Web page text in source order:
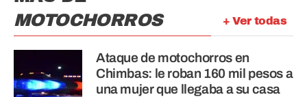
+ Ver todas
MOTOCHORROS
Ataque de motochorros en
Chimbas: le roban 160 mil pesos a
una mujer que llegaba a su casa